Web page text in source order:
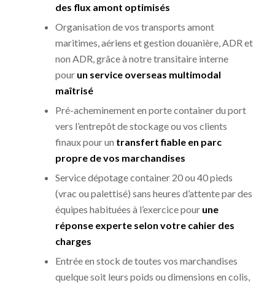
des flux amont optimisés
Organisation de vos transports amont
maritimes, aériens et gestion douanière, ADR et
non ADR, grâce à notre transitaire interne
pour un service overseas multimodal
maîtrisé
Pré-acheminement en porte container du port
vers l’entrepôt de stockage ou vos clients
finaux pour un transfert fiable en parc
propre de vos marchandises
Service dépotage container 20 ou 40 pieds
(vrac ou palettisé) sans heures d’attente par des
équipes habituées à l’exercice pour une
réponse experte selon votre cahier des
charges
Entrée en stock de toutes vos marchandises
quelque soit leurs poids ou dimensions en colis,